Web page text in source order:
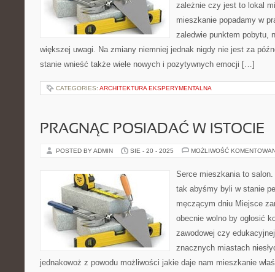
zależnie czy jest to lokal
mieszkanie popadamy w
zaledwie punktem pobytu,
większej uwagi. Na zmiany niemniej jednak nigdy nie jest za
stanie wnieść także wiele nowych i pozytywnych emocji […]
CATEGORIES: ARCHITEKTURA EKSPERYMENTALNA
PRAGNĄC POSIADAĆ W ISTOCIE
POSTED BY ADMIN SIE - 20 - 2025 MOŻLIWOŚĆ
Serce mieszkania to
tak abyśmy byli w stanie
męczącym dniu Miejsce
obecnie wolno by ogłosić
zawodowej czy
znacznych miastach
jednakowoż z powodu możliwości jakie daje nam mieszkanie